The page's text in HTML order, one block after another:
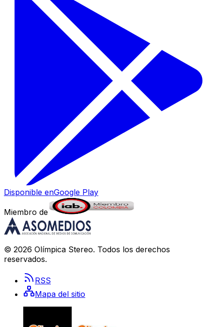
Disponible enGoogle Play
Miembro de
© 2026 Olímpica Stereo. Todos los derechos
reservados.
RSS
Mapa del sitio